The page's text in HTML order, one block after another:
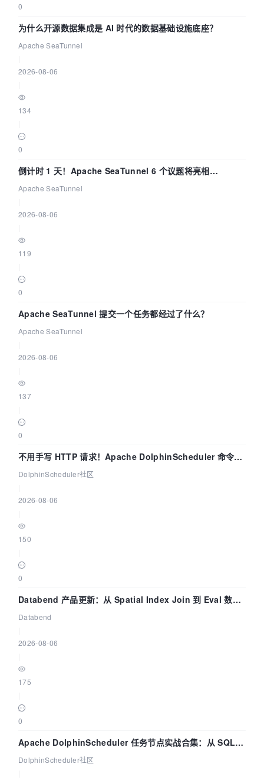
0
为什么开源数据集成是 AI 时代的数据基础设施底座？
Apache SeaTunnel
2026-08-06
134
0
倒计时 1 天！Apache SeaTunnel 6 个议题将亮相
Community Over Code Asia 2026
Apache SeaTunnel
2026-08-06
119
0
Apache SeaTunnel 提交一个任务都经过了什么？
Apache SeaTunnel
2026-08-06
137
0
不用手写 HTTP 请求！Apache DolphinScheduler 命令行
dsctl 两分钟上手
DolphinScheduler社区
2026-08-06
150
0
Databend 产品更新：从 Spatial Index Join 到 Eval 数据
管道
Databend
2026-08-06
175
0
Apache DolphinScheduler 任务节点实战合集：从 SQL、
DataX 到 Spark、Flink 一次配置全打通
DolphinScheduler社区